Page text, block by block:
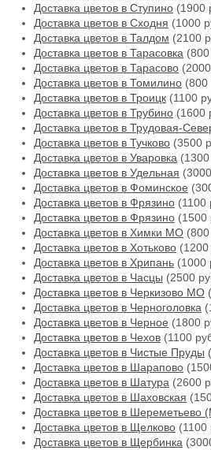
Доставка цветов в Ступино (1900
Доставка цветов в Сходня (1000
Доставка цветов в Талдом (2100
Доставка цветов в Тарасовка
Доставка цветов в Тарасово
Доставка цветов в Томилино (800
Доставка цветов в Троицк (1100
Доставка цветов в Трубино (1600
Доставка цветов в Трудовая-
Доставка цветов в Тучково (3500
Доставка цветов в Уваровка
Доставка цветов в Удельная
Доставка цветов в Фоминское
Доставка цветов в Фрязино (1100
Доставка цветов в Фрязино (1500
Доставка цветов в Химки МО
Доставка цветов в Хотьково (1200
Доставка цветов в Хрипань (1000
Доставка цветов в Часцы (2500
Доставка цветов в Черкизово МО
Доставка цветов в Черноголовка
Доставка цветов в Черное (1800
Доставка цветов в Чехов (1100
Доставка цветов в Чистые Пруды
Доставка цветов в Шарапово
Доставка цветов в Шатура (2600
Доставка цветов в Шаховская
Доставка цветов в Шереметьево
Доставка цветов в Щелково (1100
Доставка цветов в Щербинка